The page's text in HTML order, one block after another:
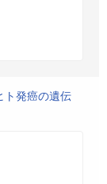
ト発癌の遺伝